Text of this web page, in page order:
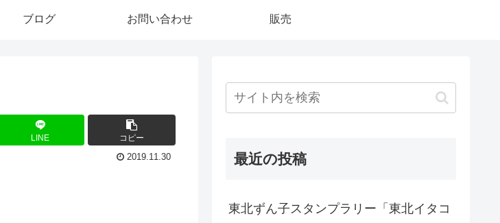
ブログ お問い合わせ 販売
LINE コピー
2019.11.30 最近の投稿
東北ずん子スタンプラリー「東北イタコ